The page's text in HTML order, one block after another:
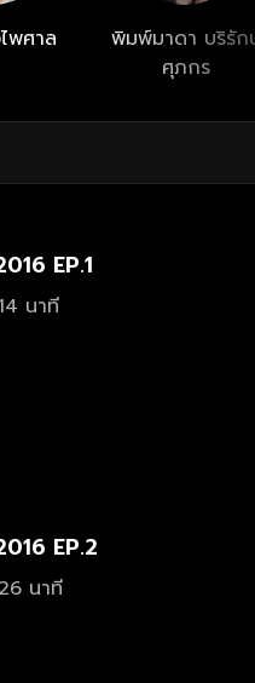
พศาล
พิมพ์มาดา บริรัก
ศุภกร
EP.1
นาที
EP.2
นาที